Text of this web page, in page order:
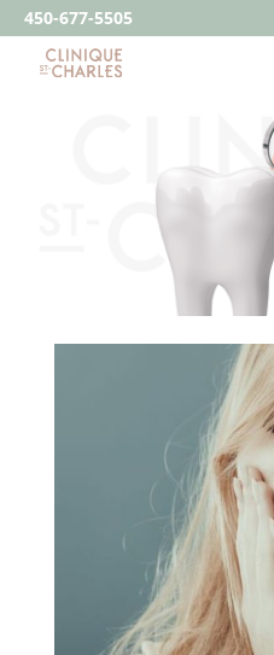
450-677-5505